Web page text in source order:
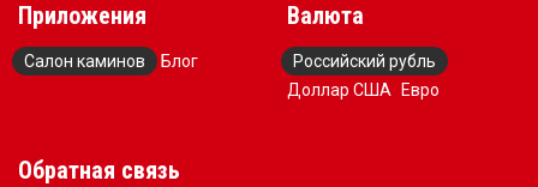
Приложения
Салон каминов Блог
Валюта
Российский рубль
Доллар США
Евро
Обратная связь